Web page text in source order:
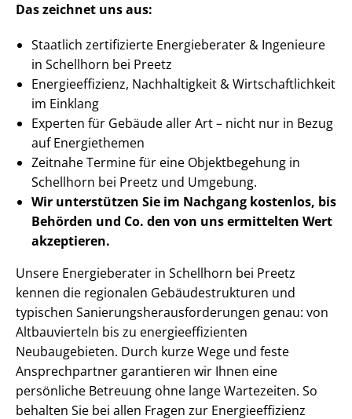
Das zeichnet uns aus:
Staatlich zertifizierte Energieberater & Ingenieure
in Schellhorn bei Preetz
En­er­gie­ef­fi­zi­enz, Nachhaltigkeit & Wirt­schaft­lich­keit
im Einklang
Experten für Gebäude aller Art – nicht nur in Bezug
auf Energiethemen
Zeitnahe Termine für eine Objektbegehung in
Schellhorn bei Preetz und Umgebung.
Wir unterstützen Sie im Nachgang kostenlos, bis
Behörden und Co. den von uns ermittelten Wert
akzeptieren.
Unsere Energieberater in Schellhorn bei Preetz
kennen die regionalen Ge­bäu­de­struk­tu­ren und
typischen Sa­nie­rungs­her­aus­for­de­run­gen genau: von
Altbauvierteln bis zu en­er­gie­ef­fi­zi­en­ten
Neubaugebieten. Durch kurze Wege und feste
Ansprechpartner garantieren wir Ihnen eine
persönliche Betreuung ohne lange Wartezeiten. So
behalten Sie bei allen Fragen zur En­er­gie­ef­fi­zi­enz